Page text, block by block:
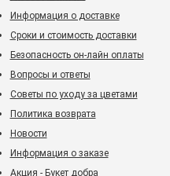
Информация о доставке
Сроки и стоимость доставки
Безопасность он-лайн оплаты
Вопросы и ответы
Советы по уходу за цветами
Политика возврата
Новости
Информация о заказе
Акция - Букет добра